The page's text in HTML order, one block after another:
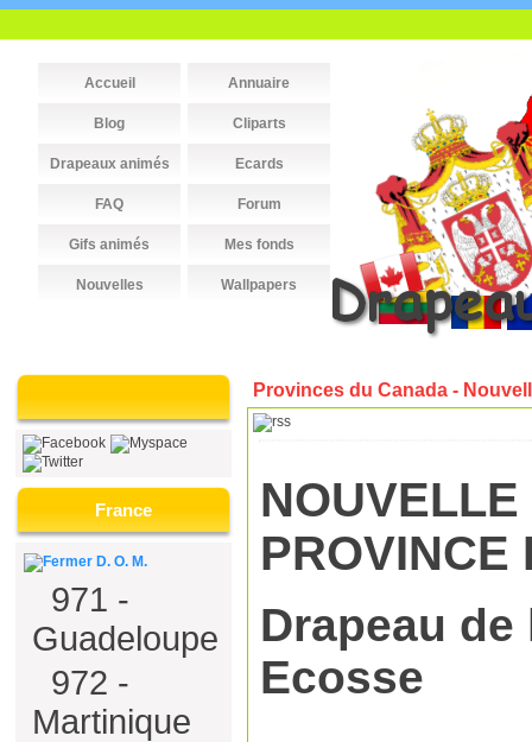
Accueil Annuaire
Blog Cliparts
Drapeaux animés Ecards
FAQ Forum
Gifs animés Mes fonds
Nouvelles Wallpapers
France
D. O. M.
971 -
Guadeloupe
972 -
Martinique
Provinces du Canada -
PROVINCE
Drapeau
Ecosse